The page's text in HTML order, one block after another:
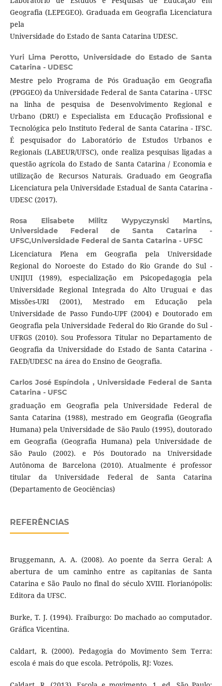
Geografia (LEPEGEO). Graduada em Geografia Licenciatura
pela
Universidade do Estado de Santa Catarina UDESC.
Yuri Lima Perotto, Universidade do Estado de Santa
Catarina - UDESC
Mestre pelo Programa de Pós Graduação em Geografia
(PPGGEO) da Universidade Federal de Santa Catarina - UFSC
na linha de pesquisa de Desenvolvimento Regional e
Urbano (DRU) e Especialista em Educação Profissional e
Tecnológica pelo Instituto Federal de Santa Catarina - IFSC.
É pesquisador do Laboratório de Estudos Urbanos e
Regionais (LABEUR/UFSC), onde realiza pesquisas ligadas a
questão agrícola do Estado de Santa Catarina / Economia e
utilização de Recursos Naturais. Graduado em Geografia
Licenciatura pela Universidade Estadual de Santa Catarina -
UDESC (2017).
Rosa Elisabete Militz Wypyczynski Martins,
Universidade Federal de Santa Catarina -
UFSC,Universidade Federal de Santa Catarina - UFSC
Licenciatura Plena em Geografia pela Universidade
Regional do Noroeste do Estado do Rio Grande do Sul -
UNIJUI (1989), especialização em Psicopedagogia pela
Universidade Regional Integrada do Alto Uruguai e das
Missões-URI (2001), Mestrado em Educação pela
Universidade de Passo Fundo-UPF (2004) e Doutorado em
Geografia pela Universidade Federal do Rio Grande do Sul -
UFRGS (2010). Sou Professora Titular no Departamento de
Geografia da Universidade do Estado de Santa Catarina -
FAED/UDESC na área do Ensino de Geografia.
Carlos José Espíndola , Universidade Federal de Santa
Catarina - UFSC
graduação em Geografia pela Universidade Federal de
Santa Catarina (1988), mestrado em Geografia (Geografia
Humana) pela Universidade de São Paulo (1995), doutorado
em Geografia (Geografia Humana) pela Universidade de
São Paulo (2002). e Pós Doutorado na Universidade
Autônoma de Barcelona (2010). Atualmente é professor
titular da Universidade Federal de Santa Catarina
(Departamento de Geociências)
REFERÊNCIAS
Bruggemann, A. A. (2008). Ao poente da Serra Geral: A
abertura de um caminho entre as capitanias de Santa
Catarina e São Paulo no final do século XVIII. Florianópolis:
Editora da UFSC.
Burke, T. J. (1994). Fraiburgo: Do machado ao computador.
Gráfica Vicentina.
Caldart, R. (2000). Pedagogia do Movimento Sem Terra:
escola é mais do que escola. Petrópolis, RJ: Vozes.